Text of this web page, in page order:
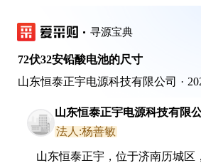
寻源宝典
72伏32安铅酸电池的尺寸
山东恒泰正宇电源科技有限公司 ·
山东恒泰正宇电源科技有限
法人:杨善敏
山东恒泰正宇，位于济南历城区